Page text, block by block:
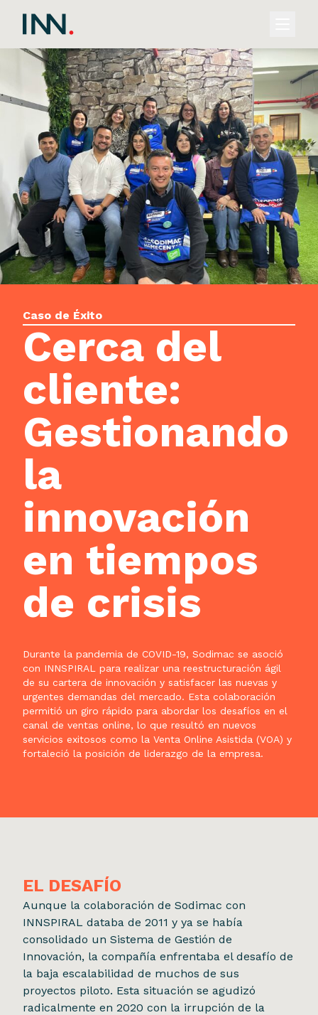
Caso de Éxito
Cerca del
cliente:
Gestionando
la
innovación
en tiempos
de crisis
Durante la pandemia de COVID-19, Sodimac se asoció
con INNSPIRAL para realizar una reestructuración ágil
de su cartera de innovación y satisfacer las nuevas y
urgentes demandas del mercado. Esta colaboración
permitió un giro rápido para abordar los desafíos en el
canal de ventas online, lo que resultó en nuevos
servicios exitosos como la Venta Online Asistida (VOA) y
fortaleció la posición de liderazgo de la empresa.
EL DESAFÍO
Aunque la colaboración de Sodimac con
INNSPIRAL databa de 2011 y ya se había
consolidado un Sistema de Gestión de
Innovación, la compañía enfrentaba el desafío de
la baja escalabilidad de muchos de sus
proyectos piloto. Esta situación se agudizó
radicalmente en 2020 con la irrupción de la